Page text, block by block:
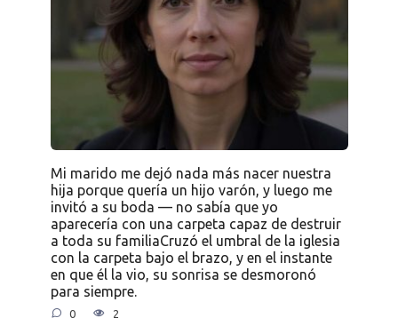
Mi marido me dejó nada más nacer nuestra
hija porque quería un hijo varón, y luego me
invitó a su boda — no sabía que yo
aparecería con una carpeta capaz de destruir
a toda su familiaCruzó el umbral de la iglesia
con la carpeta bajo el brazo, y en el instante
en que él la vio, su sonrisa se desmoronó
para siempre.
0 2